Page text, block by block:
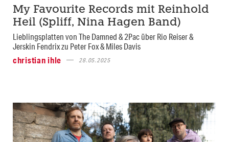
My Favourite Records mit Reinhold
Heil (Spliff, Nina Hagen Band)
Lieblingsplatten von The Damned & 2Pac über Rio Reiser &
Jerskin Fendrix zu Peter Fox & Miles Davis
christian ihle
28.05.2025